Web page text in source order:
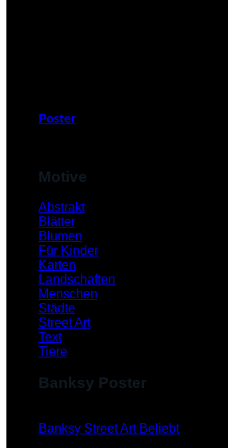
Banksy ist das Pseudonym
soziale Botschaften in
Poster
Motive
Abstrakt
Blätter
Blumen
Für Kinder
Karten
Landschaften
Menschen
Städte
Street Art
Text
Tiere
Banksy Poster
Banksy Street Art